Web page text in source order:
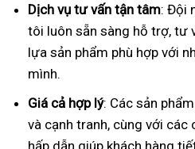
Dịch vụ tư vấn tận tâm: Đội
tôi luôn sẵn sàng hỗ trợ, tư
lựa sản phẩm phù hợp với
mình.
Giá cả hợp lý: Các sản
và cạnh tranh, cùng với các
hấp dẫn giúp khách hàng